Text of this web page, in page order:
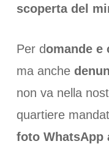
scoperta del
Per domande
ma anche
non va nella
quartiere
foto WhatsApp